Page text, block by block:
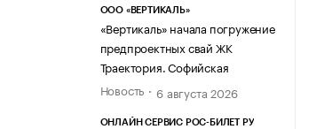
ООО «ВЕРТИКАЛЬ»
«Вертикаль» начала погружение
предпроектных свай ЖК
Траектория. Софийская
Новость
6 августа 2026
ОНЛАЙН СЕРВИС РОС-БИЛЕТ РУ